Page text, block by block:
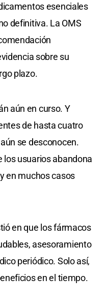
esenciales
definitiva. La OMS
sobre su
plazo.
aún en curso. Y
de hasta cuatro
se desconocen.
los usuarios abandona
en muchos casos
en que los fármacos
asesoramiento
periódico. Solo así,
en el tiempo.